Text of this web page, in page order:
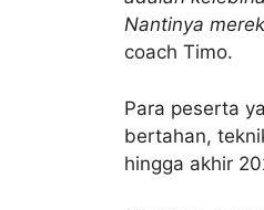
Nantinya
coach Timo.
Para peserta
bertahan,
hingga akhir